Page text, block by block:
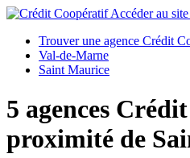
Accéder au site
Trouver une agence Crédit
Val-de-Marne
Saint Maurice
5 agences
proximité de